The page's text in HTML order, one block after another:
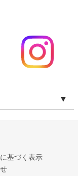
基づく表示